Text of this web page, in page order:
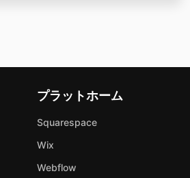
プラットホーム
Squarespace
Wix
Webflow